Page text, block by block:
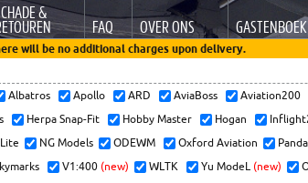
&
FAQ OVER ONS GASTENBOEK
will be no additional charges upon delivery.
Albatros Apollo ARD AviaBoss Aviation200
Herpa Snap-Fit Hobby Master Hogan
NG Models ODEWM Oxford Aviation
V1:400 (new) WLTK Yu ModeL (new)